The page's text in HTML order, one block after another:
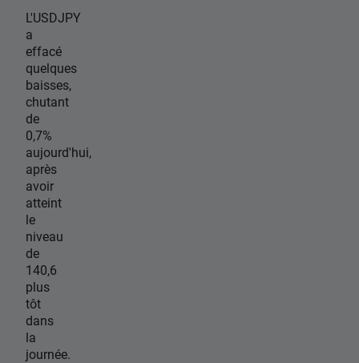
L'USDJPY
a
effacé
quelques
baisses,
chutant
de
0,7%
aujourd'hui,
après
avoir
atteint
le
niveau
de
140,6
plus
tôt
dans
la
journée.